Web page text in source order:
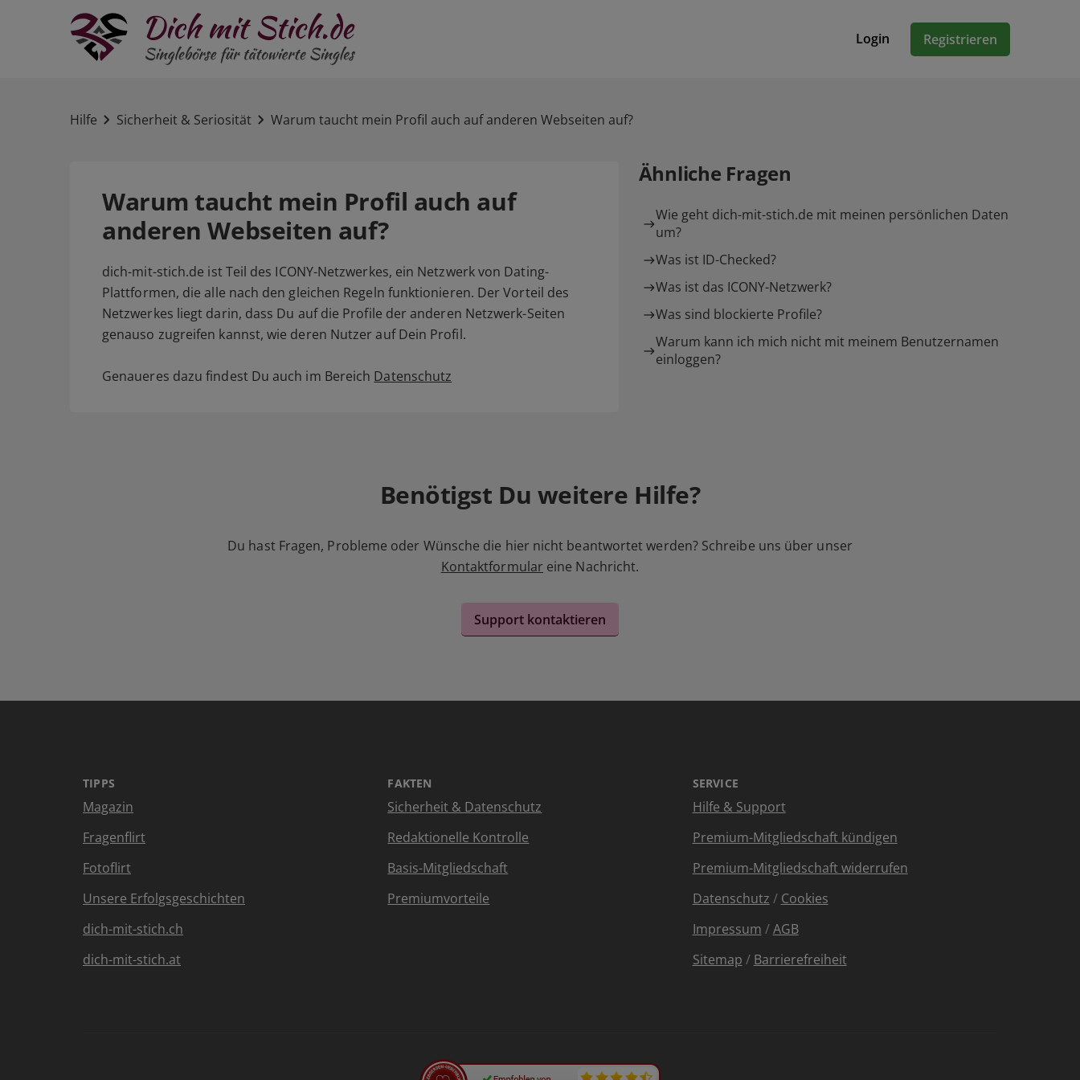
Login Registrieren
Hilfe Sicherheit & Seriosität Warum taucht mein Profil auch auf anderen Webseiten auf?
Warum taucht mein Profil auch auf
anderen Webseiten auf?
dich-mit-stich.de ist Teil des ICONY-Netzwerkes, ein Netzwerk von Dating-
Plattformen, die alle nach den gleichen Regeln funktionieren. Der Vorteil des
Netzwerkes liegt darin, dass Du auf die Profile der anderen Netzwerk-Seiten
genauso zugreifen kannst, wie deren Nutzer auf Dein Profil.
Genaueres dazu findest Du auch im Bereich Datenschutz
Ähnliche Fragen
Wie geht dich-mit-stich.de mit meinen persönlichen Daten
um?
Was ist ID-Checked?
Was ist das ICONY-Netzwerk?
Was sind blockierte Profile?
Warum kann ich mich nicht mit meinem Benutzernamen
einloggen?
Benötigst Du weitere Hilfe?
Du hast Fragen, Probleme oder Wünsche die hier nicht beantwortet werden? Schreibe uns über unser
Kontaktformular eine Nachricht.
Support kontaktieren
TIPPS
Magazin
Fragenflirt
Fotoflirt
Unsere Erfolgsgeschichten
dich-mit-stich.ch
dich-mit-stich.at
FAKTEN
Sicherheit & Datenschutz
Redaktionelle Kontrolle
Basis-Mitgliedschaft
Premiumvorteile
SERVICE
Hilfe & Support
Premium-Mitgliedschaft kündigen
Premium-Mitgliedschaft widerrufen
Datenschutz / Cookies
Impressum /AGB
Sitemap / Barrierefreiheit